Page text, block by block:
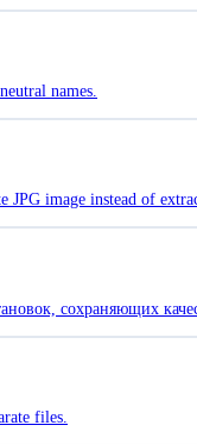
names.
JPG image instead of
сохраняющих
files.